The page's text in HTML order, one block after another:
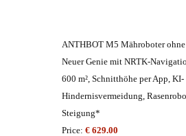
ANTHBOT M5 Mähroboter
Neuer Genie mit NRTK-
600 m², Schnitthöhe per App, KI-
Hindernisvermeidung,
Steigung*
Price: € 629.00